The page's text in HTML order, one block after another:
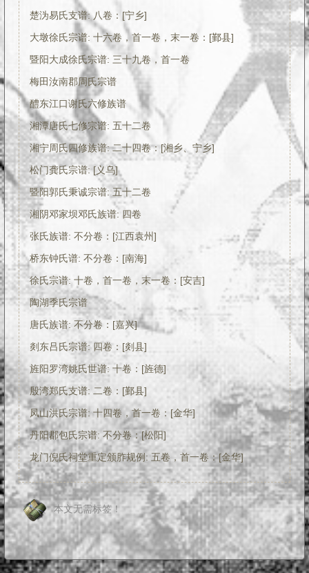
楚沩易氏支谱: 八卷：[宁乡]
大墩徐氏宗谱: 十六卷，首一卷，末一卷：[鄞县]
暨阳大成徐氏宗谱: 三十九卷，首一卷
梅田汝南郡周氏宗谱
醴东江口谢氏六修族谱
湘潭唐氏七修宗谱: 五十二卷
湘宁周氏四修族谱: 二十四卷：[湘乡、宁乡]
松门龚氏宗谱: [义乌]
暨阳郭氏秉诚宗谱: 五十二卷
湘阴邓家坝邓氏族谱: 四卷
张氏族谱: 不分卷：[江西袁州]
桥东钟氏谱: 不分卷：[南海]
徐氏宗谱: 十卷，首一卷，末一卷：[安吉]
陶湖季氏宗谱
唐氏族谱: 不分卷：[嘉兴]
剡东吕氏宗谱: 四卷：[剡县]
旌阳罗湾姚氏世谱: 十卷：[旌德]
殷湾郑氏支谱: 二卷：[鄞县]
凤山洪氏宗谱: 十四卷，首一卷：[金华]
丹阳郡包氏宗谱: 不分卷：[松阳]
龙门倪氏祠堂重定颁胙规例: 五卷，首一卷：[金华]
本文无需标签！